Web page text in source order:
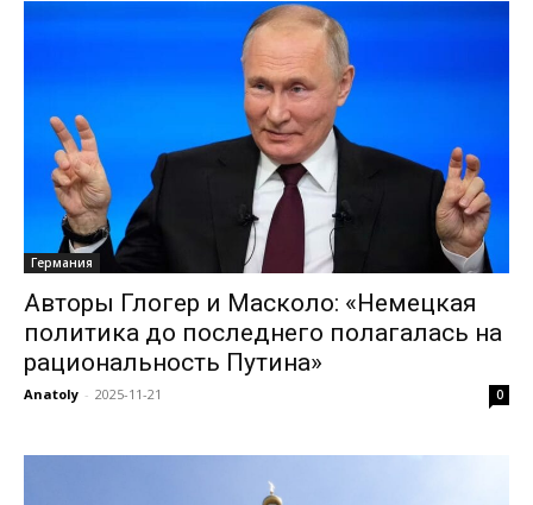
Германия
Авторы Глогер и Масколо: «Немецкая
политика до последнего полагалась на
рациональность Путина»
Anatoly - 2025-11-21 0